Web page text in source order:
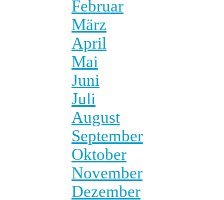
Februar
März
April
Mai
Juni
Juli
August
September
Oktober
November
Dezember